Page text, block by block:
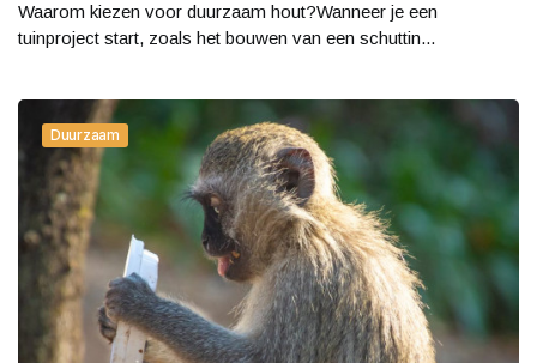
Waarom kiezen voor duurzaam hout?Wanneer je een
tuinproject start, zoals het bouwen van een schuttin...
Duurzaam